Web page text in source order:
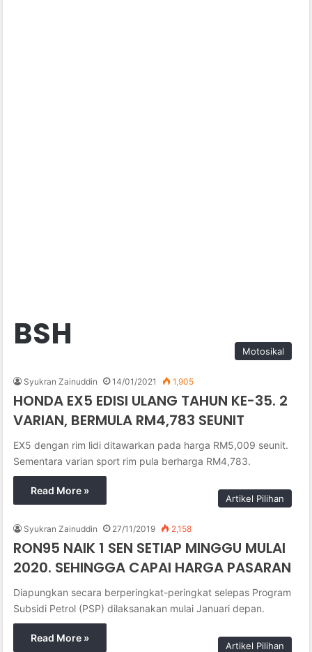
BSH Motosikal
Syukran Zainuddin 14/01/2021 1,905
HONDA EX5 EDISI ULANG TAHUN KE-35. 2
VARIAN, BERMULA RM4,783 SEUNIT
EX5 dengan rim lidi ditawarkan pada harga RM5,009 seunit.
Sementara varian sport rim pula berharga RM4,783.
Read More »
Artikel Pilihan
Syukran Zainuddin 27/11/2019 2,158
RON95 NAIK 1 SEN SETIAP MINGGU MULAI
2020. SEHINGGA CAPAI HARGA PASARAN
Diapungkan secara berperingkat-peringkat selepas Program
Subsidi Petrol (PSP) dilaksanakan mulai Januari depan.
Read More »
Artikel Pilihan